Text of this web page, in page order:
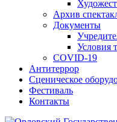
Архив
Документы
Условия
COVID-19
Антитеррор
Сценическое
Фестиваль
Контакты